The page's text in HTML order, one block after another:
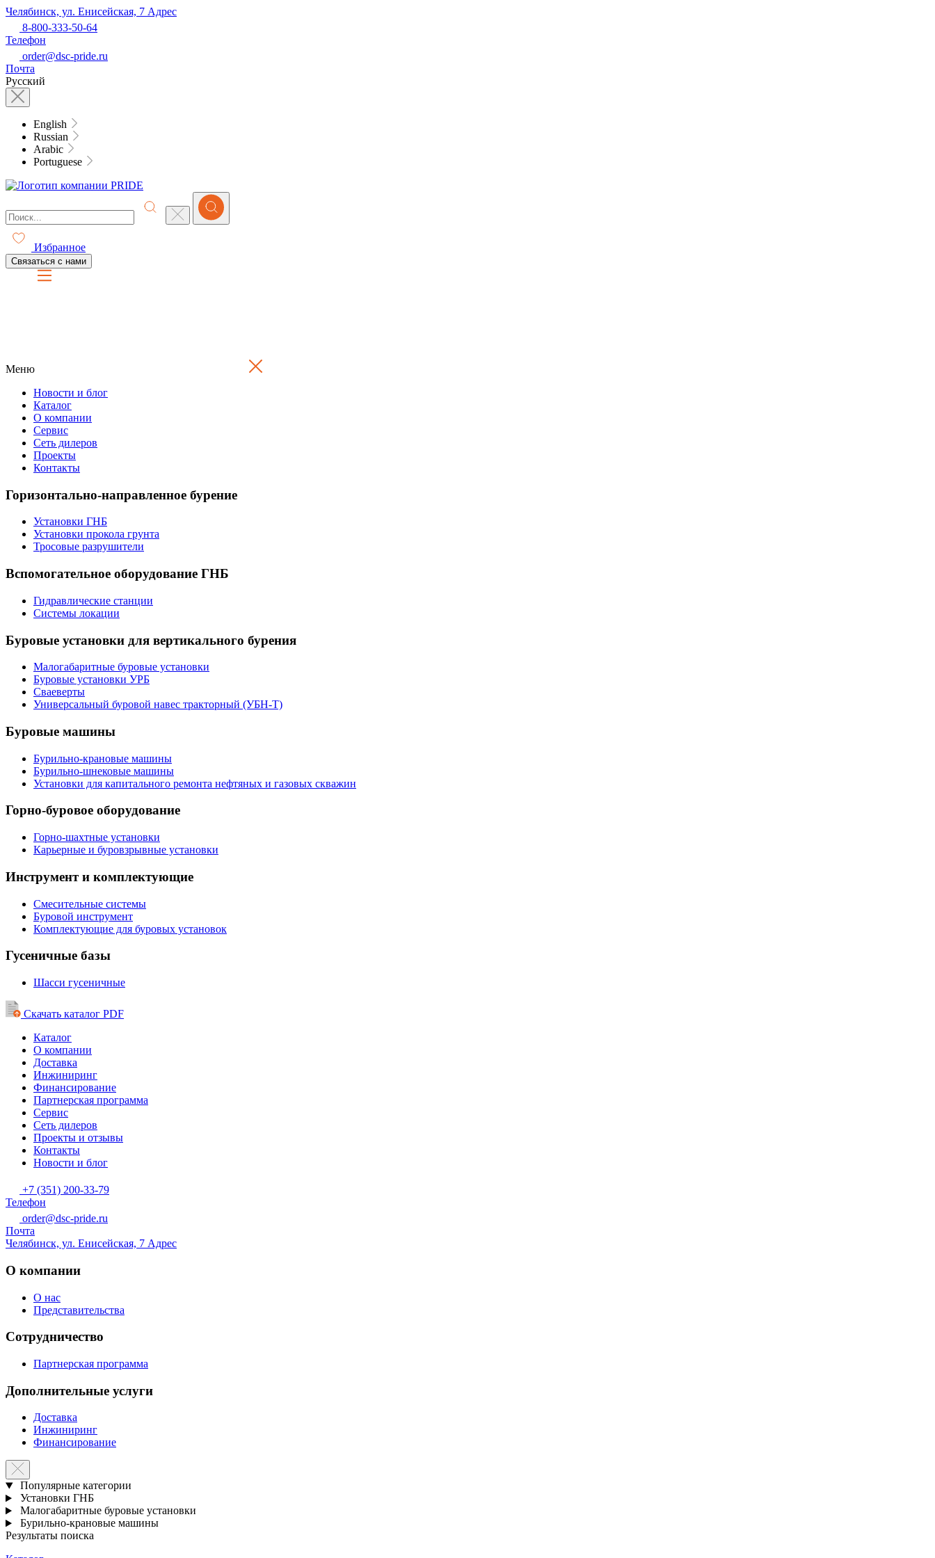
Челябинск, ул. Енисейская, 7 Адрес
8-800-333-50-64
Телефон
order@dsc-pride.ru
Почта
Русский
English
Russian
Arabic
Portuguese
Избранное
Связаться с нами
Меню
Новости и блог
Каталог
О компании
Сервис
Сеть дилеров
Проекты
Контакты
Горизонтально-направленное бурение
Установки ГНБ
Установки прокола грунта
Тросовые разрушители
Вспомогательное оборудование ГНБ
Гидравлические станции
Системы локации
Буровые установки для вертикального бурения
Малогабаритные буровые установки
Буровые установки УРБ
Сваеверты
Универсальный буровой навес тракторный (УБН-Т)
Буровые машины
Бурильно-крановые машины
Бурильно-шнековые машины
Установки для капитального ремонта нефтяных и газовых скважин
Горно-буровое оборудование
Горно-шахтные установки
Карьерные и буровзрывные установки
Инструмент и комплектующие
Смесительные системы
Буровой инструмент
Комплектующие для буровых установок
Гусеничные базы
Шасси гусеничные
Скачать каталог PDF
Каталог
О компании
Доставка
Инжиниринг
Финансирование
Партнерская программа
Сервис
Сеть дилеров
Проекты и отзывы
Контакты
Новости и блог
+7 (351) 200-33-79
Телефон
order@dsc-pride.ru
Почта
Челябинск, ул. Енисейская, 7 Адрес
О компании
О нас
Представительства
Сотрудничество
Партнерская программа
Дополнительные услуги
Доставка
Инжиниринг
Финансирование
Популярные категории
Установки ГНБ
Малогабаритные буровые установки
Бурильно-крановые машины
Результаты поиска